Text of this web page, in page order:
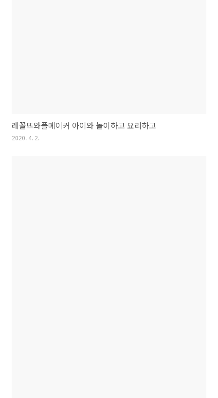
레꼴뜨와플메이커 아이와 놀이하고 요리하고
2020. 4. 2.